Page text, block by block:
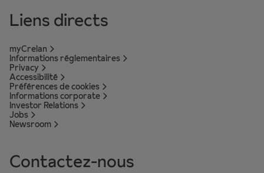
Liens directs
myCrelan
Informations réglementaires
Privacy
Accessibilité
Préférences de cookies
Informations corporate
Investor Relations
Jobs
Newsroom
Contactez-nous